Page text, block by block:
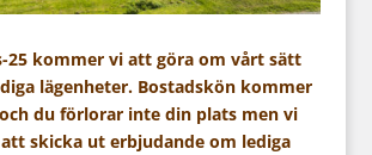
25 kommer vi att göra om vårt sätt
lägenheter. Bostadskön kommer
du förlorar inte din plats men vi
skicka ut erbjudande om lediga